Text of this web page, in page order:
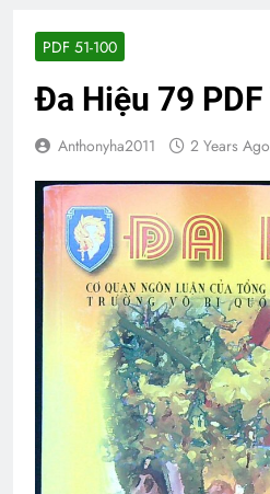
PDF 51-100
Đa Hiệu 79
Anthonyha2011 2 Years Ago